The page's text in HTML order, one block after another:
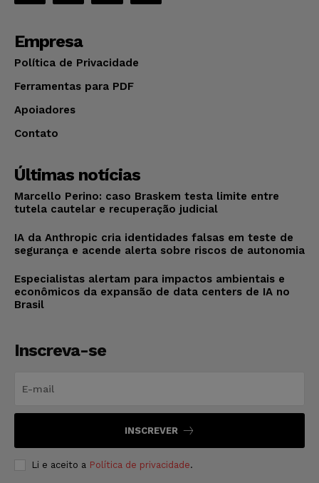
Empresa
Política de Privacidade
Ferramentas para PDF
Apoiadores
Contato
Últimas notícias
Marcello Perino: caso Braskem testa limite entre
tutela cautelar e recuperação judicial
IA da Anthropic cria identidades falsas em teste de
segurança e acende alerta sobre riscos de autonomia
Especialistas alertam para impactos ambientais e
econômicos da expansão de data centers de IA no
Brasil
Inscreva-se
INSCREVER
Li e aceito a Política de privacidade.